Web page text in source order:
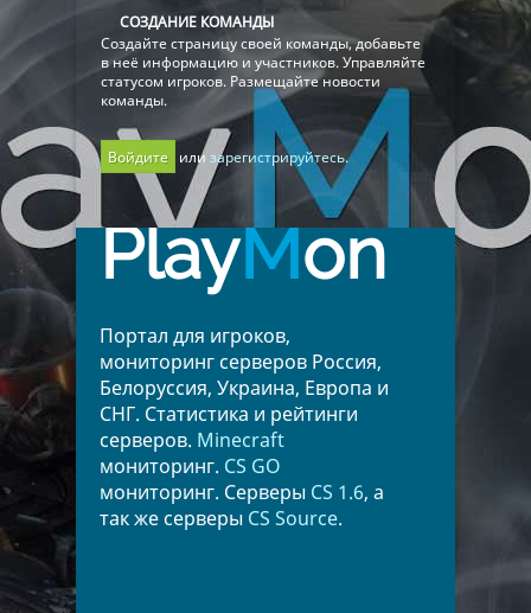
СОЗДАНИЕ КОМАНДЫ
Создайте страницу своей команды, добавьте
в неё информацию и участников. Управляйте
статусом игроков. Размещайте новости
команды.
Войдите или зарегистрируйтесь.
PlayMon
Портал для игроков,
мониторинг серверов Россия,
Белоруссия, Украина, Европа и
СНГ. Статистика и рейтинги
серверов. Minecraft
мониторинг. CS GO
мониторинг. Серверы CS 1.6, а
так же серверы CS Source.